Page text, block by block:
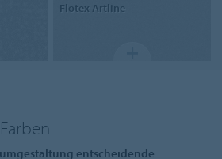
Flotex Artline
entscheidende